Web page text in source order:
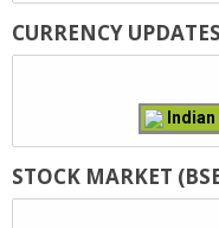
CURRENCY UPDATES
STOCK MARKET